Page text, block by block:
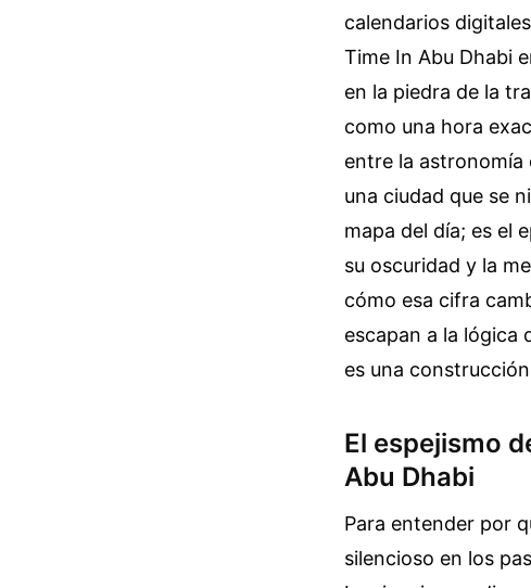
calendarios
Time In Abu Dhabi
en la piedra de la
como una hora
entre la
una ciudad que se
mapa del día; es el
su oscuridad y la
cómo esa cifra
escapan a la lógica
es una
El espejismo
Abu Dhabi
Para entender por
silencioso en los